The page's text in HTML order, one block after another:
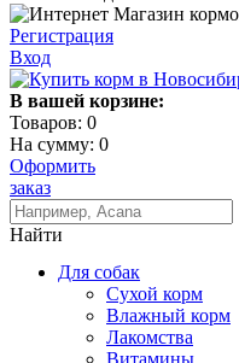
Регистрация
Вход
В вашей корзине:
Товаров: 0
На сумму: 0
Оформить
заказ
Найти
Для собак
Сухой корм
Влажный корм
Лакомства
Витамины